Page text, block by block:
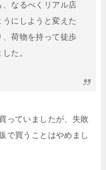
なるべくリアル店
にしようと変えた
、荷物を持って徒歩
た。
っていましたが、失敗
で買うことはやめまし